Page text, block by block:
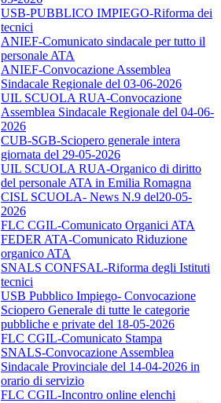
USB-PUBBLICO IMPIEGO-Riforma dei
tecnici
ANIEF-Comunicato sindacale per tutto il
personale ATA
ANIEF-Convocazione Assemblea
Sindacale Regionale del 03-06-2026
UIL SCUOLA RUA-Convocazione
Assemblea Sindacale Regionale del 04-06-
2026
CUB-SGB-Sciopero generale intera
giornata del 29-05-2026
UIL SCUOLA RUA-Organico di diritto
del personale ATA in Emilia Romagna
CISL SCUOLA- News N.9 del20-05-
2026
FLC CGIL-Comunicato Organici ATA
FEDER ATA-Comunicato Riduzione
organico ATA
SNALS CONFSAL-Riforma degli Istituti
tecnici
USB Pubblico Impiego- Convocazione
Sciopero Generale di tutte le categorie
pubbliche e private del 18-05-2026
FLC CGIL-Comunicato Stampa
SNALS-Convocazione Assemblea
Sindacale Provinciale del 14-04-2026 in
orario di servizio
FLC CGIL-Incontro online elenchi